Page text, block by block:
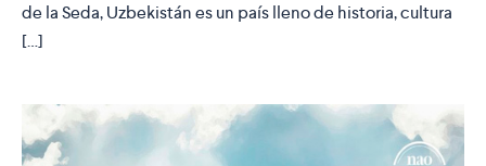
de la Seda, Uzbekistán es un país lleno de historia, cultura
[…]